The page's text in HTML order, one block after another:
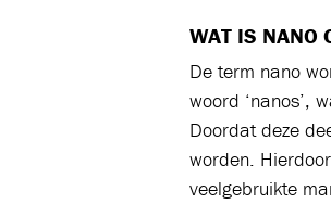
WAT IS NANO
De term nano
woord ‘nanos’,
Doordat deze
worden.
veelgebruikte